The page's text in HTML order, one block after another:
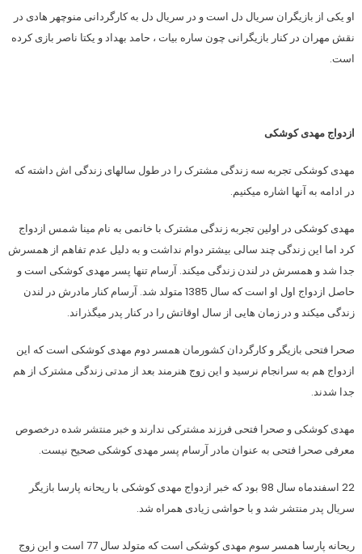
او یکی از بازیگران سریال دل است و در سریال دل به کارگردانی منوچهر هادی در
نقش مهران در کنار بازیگرانی چون ساره بیات ، حامد بهداد و یکتا ناصر بازی کرده
است.
ازدواج مهدی کوشکی
مهدی کوشکی تجربه سه زندگی مشترک را در طول سالهای زندگی اش داشته که
در ادامه به آنها اشاره میکنیم.
مهدی کوشکی در اولین تجربه زندگی مشترک با خانمی به نام مینا شمس ازدواج
کرد اما این زندگی چند سالی بیشتر دوام نداشت و به دلیل عدم تفاهم از همسرش
جدا شد و همسرش در لندن زندگی میکند. آرسام تنها پسر مهدی کوشکی است و
حاصل ازدواج اول او است که سال 1385 متولد شد. آرسام کنار مادرش در لندن
زندگی میکند و در زمان هایی از سال اوقاتش را در کنار پدر میگذراند.
صحرا فتحی بازیگر و کارگردان کشورمان همسر دوم مهدی کوشکی است که این
ازدواج هم به سرانجام نرسید و این زوج هنرمند بعد از مدتی زندگی مشترک از هم
جدا شدند.
مهدی کوشکی و صحرا فتحی فرزند مشترکی ندارند و خبر منتشر شده درخصوص
معرفی صحرا فتحی به عنوان مادر آرسام پسر مهدی کوشکی صحیح نیست.
22 اسفندماه سال 98 بود که خبر ازدواج مهدی کوشکی با ریحانه پارسا بازیگر
سریال پدر منتشر شد و با حواشی زیادی همراه شد.
ریحانه پارسا همسر سوم مهدی کوشکی است که متولد سال 77 است و این زوج